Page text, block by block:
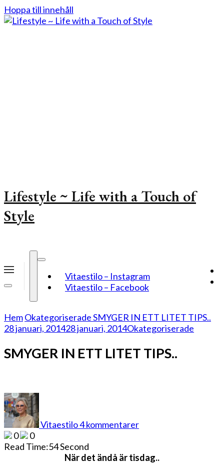
Hoppa till innehåll
Lifestyle ~ Life with a Touch of
Style
Vitaestilo – Instagram
Vitaestilo – Facebook
HemOkategoriseradeSMYGER IN ETT LITET TIPS..
28 januari, 201428 januari, 2014Okategoriserade
SMYGER IN ETT LITET TIPS..
Vitaestilo4 kommentarer
ETT
TIPS..
0
0
Read Time:54 Second
När det ändå är tisdag..